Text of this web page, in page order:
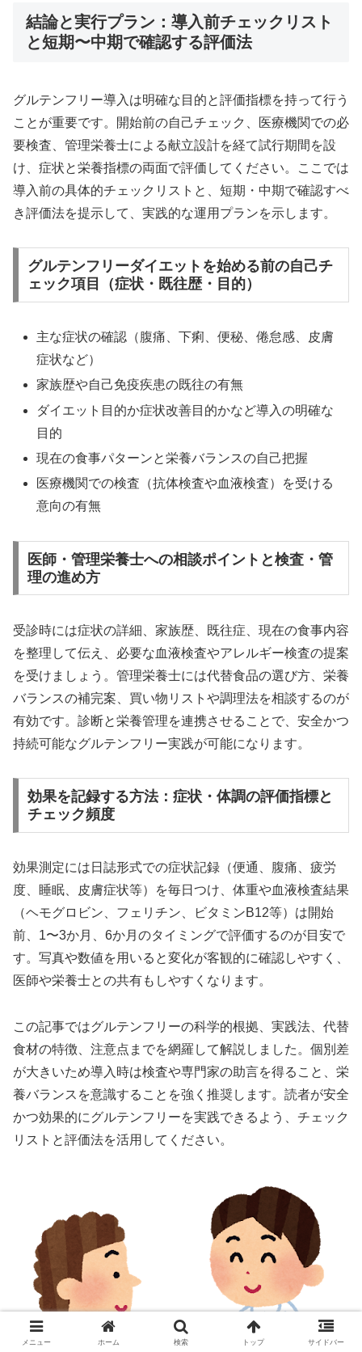
結論と実行プラン：導入前チェックリスト
と短期〜中期で確認する評価法
グルテンフリー導入は明確な目的と評価指標を持って行う
ことが重要です。開始前の自己チェック、医療機関での必
要検査、管理栄養士による献立設計を経て試行期間を設
け、症状と栄養指標の両面で評価してください。ここでは
導入前の具体的チェックリストと、短期・中期で確認すべ
き評価法を提示して、実践的な運用プランを示します。
グルテンフリーダイエットを始める前の自己チ
ェック項目（症状・既往歴・目的）
主な症状の確認（腹痛、下痢、便秘、倦怠感、皮膚
症状など）
家族歴や自己免疫疾患の既往の有無
ダイエット目的か症状改善目的かなど導入の明確な
目的
現在の食事パターンと栄養バランスの自己把握
医療機関での検査（抗体検査や血液検査）を受ける
意向の有無
医師・管理栄養士への相談ポイントと検査・管
理の進め方
受診時には症状の詳細、家族歴、既往症、現在の食事内容
を整理して伝え、必要な血液検査やアレルギー検査の提案
を受けましょう。管理栄養士には代替食品の選び方、栄養
バランスの補完案、買い物リストや調理法を相談するのが
有効です。診断と栄養管理を連携させることで、安全かつ
持続可能なグルテンフリー実践が可能になります。
効果を記録する方法：症状・体調の評価指標と
チェック頻度
効果測定には日誌形式での症状記録（便通、腹痛、疲労
度、睡眠、皮膚症状等）を毎日つけ、体重や血液検査結果
（ヘモグロビン、フェリチン、ビタミンB12等）は開始
前、1〜3か月、6か月のタイミングで評価するのが目安で
す。写真や数値を用いると変化が客観的に確認しやすく、
医師や栄養士との共有もしやすくなります。
この記事ではグルテンフリーの科学的根拠、実践法、代替
食材の特徴、注意点までを網羅して解説しました。個別差
が大きいため導入時は検査や専門家の助言を得ること、栄
養バランスを意識することを強く推奨します。読者が安全
かつ効果的にグルテンフリーを実践できるよう、チェック
リストと評価法を活用してください。
メニュー ホーム 検索 トップ サイドバー